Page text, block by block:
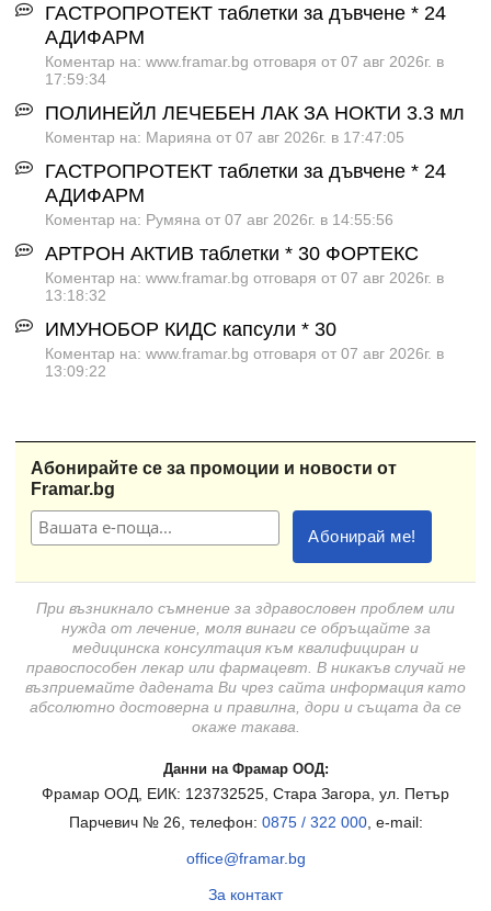
ГАСТРОПРОТЕКТ таблетки за дъвчене * 24
АДИФАРМ
Коментар на: www.framar.bg отговаря от 07 авг 2026г. в
17:59:34
ПОЛИНЕЙЛ ЛЕЧЕБЕН ЛАК ЗА НОКТИ 3.3 мл
Коментар на: Марияна от 07 авг 2026г. в 17:47:05
ГАСТРОПРОТЕКТ таблетки за дъвчене * 24
АДИФАРМ
Коментар на: Румяна от 07 авг 2026г. в 14:55:56
АРТРОН АКТИВ таблетки * 30 ФОРТЕКС
Коментар на: www.framar.bg отговаря от 07 авг 2026г. в
13:18:32
ИМУНОБОР КИДС капсули * 30
Коментар на: www.framar.bg отговаря от 07 авг 2026г. в
13:09:22
Абонирайте се за промоции и новости от
Framar.bg
При възникнало съмнение за здравословен проблем или
нужда от лечение, моля винаги се обръщайте за
медицинска консултация към квалифициран и
правоспособен лекар или фармацевт. В никакъв случай не
възприемайте дадената Ви чрез сайта информация като
абсолютно достоверна и правилна, дори и същата да се
окаже такава.
Данни на Фрамар ООД:
Фрамар ООД, ЕИК: 123732525, Стара Загора, ул. Петър
Парчевич № 26, телефон: 0875 / 322 000, e-mail:
office@framar.bg
За контакт